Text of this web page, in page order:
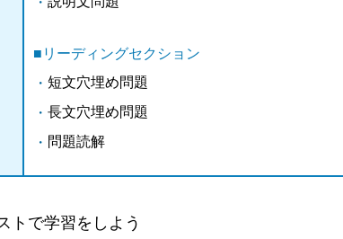
■リーディングセクション
短文穴埋め問題
長文穴埋め問題
問題読解
トで学習をしよう